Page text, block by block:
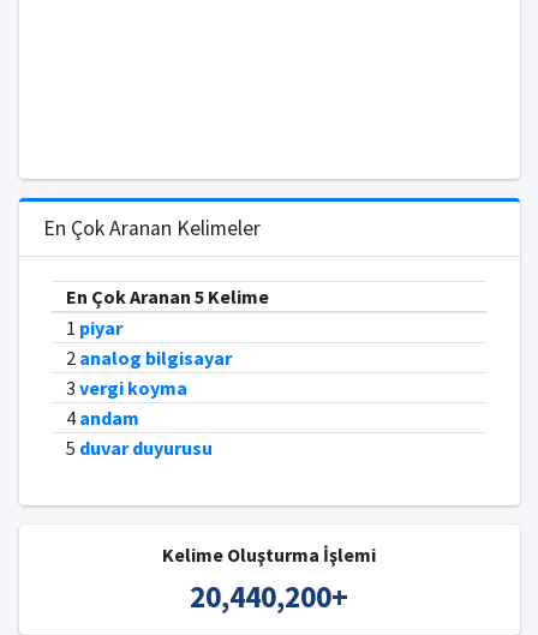
En Çok Aranan Kelimeler
En Çok Aranan 5 Kelime
1 piyar
2 analog bilgisayar
3 vergi koyma
4 andam
5 duvar duyurusu
Kelime Oluşturma İşlemi
20,440,200+